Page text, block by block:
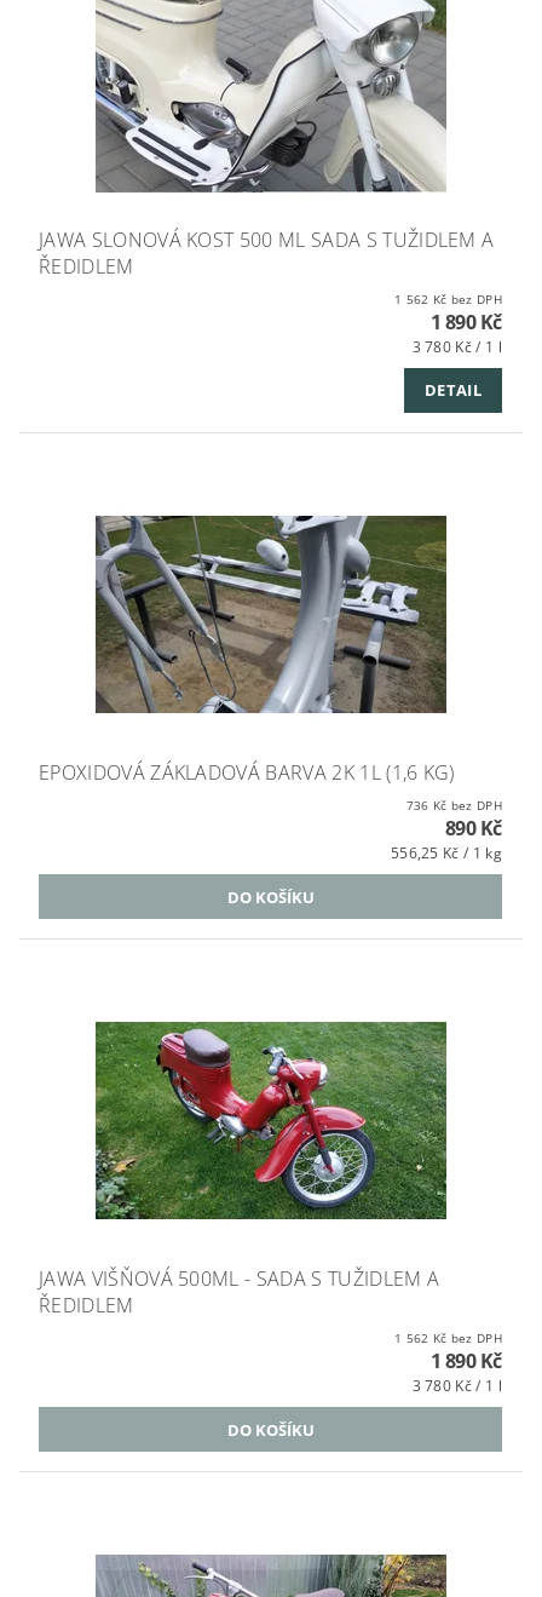
JAWA SLONOVÁ KOST 500 ML SADA S TUŽIDLEM A
ŘEDIDLEM
1 562 Kč bez DPH
1 890 Kč
3 780 Kč / 1 l
DETAIL
EPOXIDOVÁ ZÁKLADOVÁ BARVA 2K 1L (1,6 KG)
736 Kč bez DPH
890 Kč
556,25 Kč / 1 kg
JAWA VIŠŇOVÁ 500ML - SADA S TUŽIDLEM A
ŘEDIDLEM
1 562 Kč bez DPH
1 890 Kč
3 780 Kč / 1 l